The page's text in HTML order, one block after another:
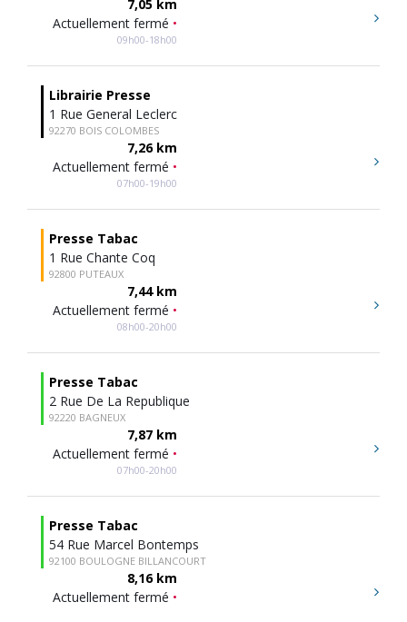
7,05 km
Actuellement fermé •
09h00-18h00
Librairie Presse
1 Rue General Leclerc
92270 BOIS COLOMBES
7,26 km
Actuellement fermé •
07h00-19h00
Presse Tabac
1 Rue Chante Coq
92800 PUTEAUX
7,44 km
Actuellement fermé •
08h00-20h00
Presse Tabac
2 Rue De La Republique
92220 BAGNEUX
7,87 km
Actuellement fermé •
07h00-20h00
Presse Tabac
54 Rue Marcel Bontemps
92100 BOULOGNE BILLANCOURT
8,16 km
Actuellement fermé •